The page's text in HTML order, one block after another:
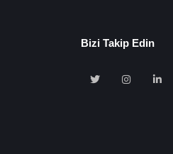
Bizi Takip Edin